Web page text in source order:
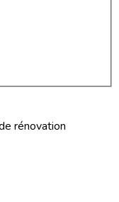
rénovation